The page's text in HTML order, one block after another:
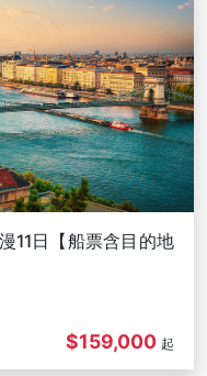
11日【船票含目的地
$159,000 起